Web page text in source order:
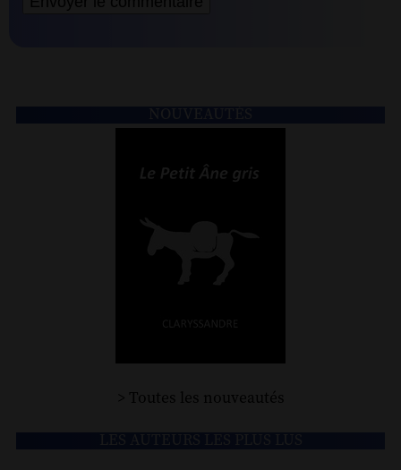
> Toutes les nouveautés